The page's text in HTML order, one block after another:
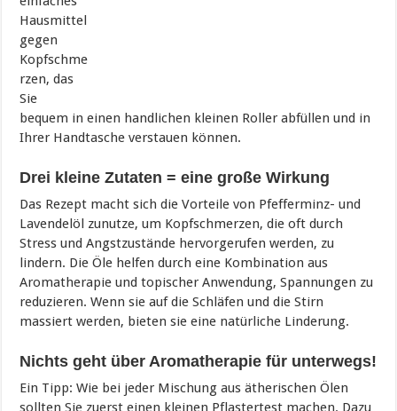
Hausmittel
gegen
Kopfschme
rzen, das
Sie
bequem in einen handlichen kleinen Roller abfüllen und in
Ihrer Handtasche verstauen können.
Drei kleine Zutaten = eine große Wirkung
Das Rezept macht sich die Vorteile von Pfefferminz- und
Lavendelöl zunutze, um Kopfschmerzen, die oft durch
Stress und Angstzustände hervorgerufen werden, zu
lindern. Die Öle helfen durch eine Kombination aus
Aromatherapie und topischer Anwendung, Spannungen zu
reduzieren. Wenn sie auf die Schläfen und die Stirn
massiert werden, bieten sie eine natürliche Linderung.
Nichts geht über Aromatherapie für unterwegs!
Ein Tipp: Wie bei jeder Mischung aus ätherischen Ölen
sollten Sie zuerst einen kleinen Pflastertest machen. Dazu